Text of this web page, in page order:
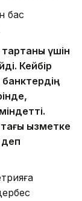
бас
үшін
Кейбір
банктердің
қызметке
деп